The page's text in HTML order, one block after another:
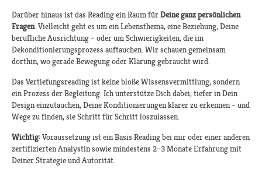
Darüber hinaus ist das Reading ein Raum fürDeine ganz persönlichen
Fragen. Vielleicht geht es um ein Lebensthema, eine Beziehung, Deine
berufliche Ausrichtung – oder um Schwierigkeiten, die im
Dekonditionierungsprozess auftauchen. Wir schauen gemeinsam
dorthin, wo gerade Bewegung oder Klärung gebraucht wird.
Das Vertiefungsreading ist keine bloße Wissensvermittlung, sondern
ein Prozess der Begleitung. Ich unterstütze Dich dabei, tiefer in Dein
Design einzutauchen, Deine Konditionierungen klarer zu erkennen – und
Wege zu finden, sie Schritt für Schritt loszulassen.
Wichtig:Voraussetzung ist ein Basis Reading bei mir oder einer anderen
zertifizierten Analystin sowie mindestens 2–3 Monate Erfahrung mit
Deiner Strategie und Autorität.